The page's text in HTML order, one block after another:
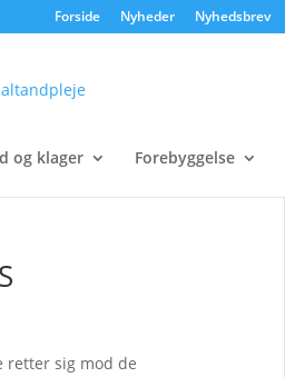
Forside Nyheder Nyhedsbrev
og klager Forebyggelse
retter sig mod de